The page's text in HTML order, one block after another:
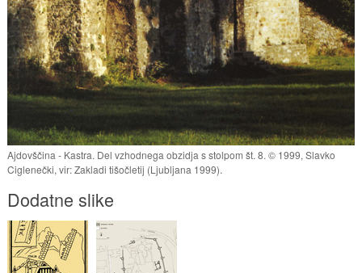
Ajdovščina - Kastra. Del vzhodnega obzidja s stolpom št. 8. © 1999, Slavko
Ciglenečki, vir: Zakladi tišočletij (Ljubljana 1999).
Dodatne slike